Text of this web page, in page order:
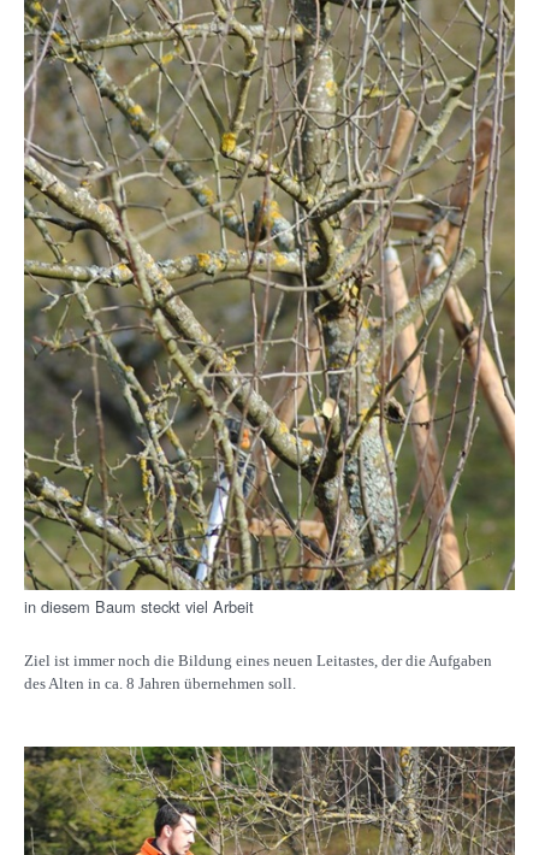
in diesem Baum steckt viel Arbeit
Ziel ist immer noch die Bildung eines neuen Leitastes, der die Aufgaben
des Alten in ca. 8 Jahren übernehmen soll.